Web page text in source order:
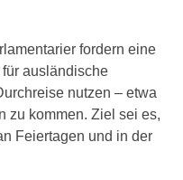
fordern eine
ausländische
nutzen – etwa
zu kommen. Ziel sei es,
Feiertagen und in der